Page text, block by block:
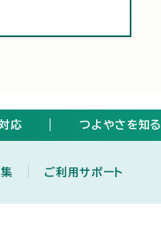
応 つよやさを知る
ご利用サポート